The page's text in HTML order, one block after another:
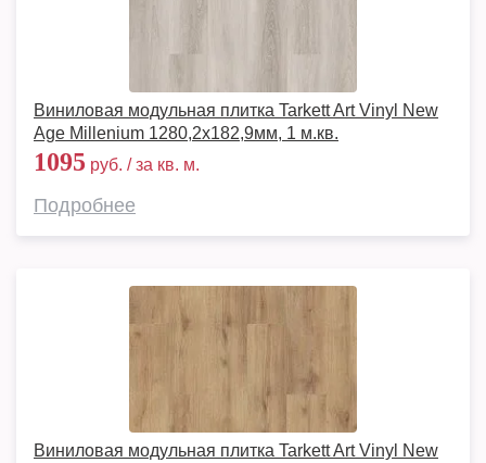
Виниловая модульная плитка Tarkett Art Vinyl New
Age Millenium 1280,2х182,9мм, 1 м.кв.
1095 руб. / за кв. м.
Подробнее
Виниловая модульная плитка Tarkett Art Vinyl New